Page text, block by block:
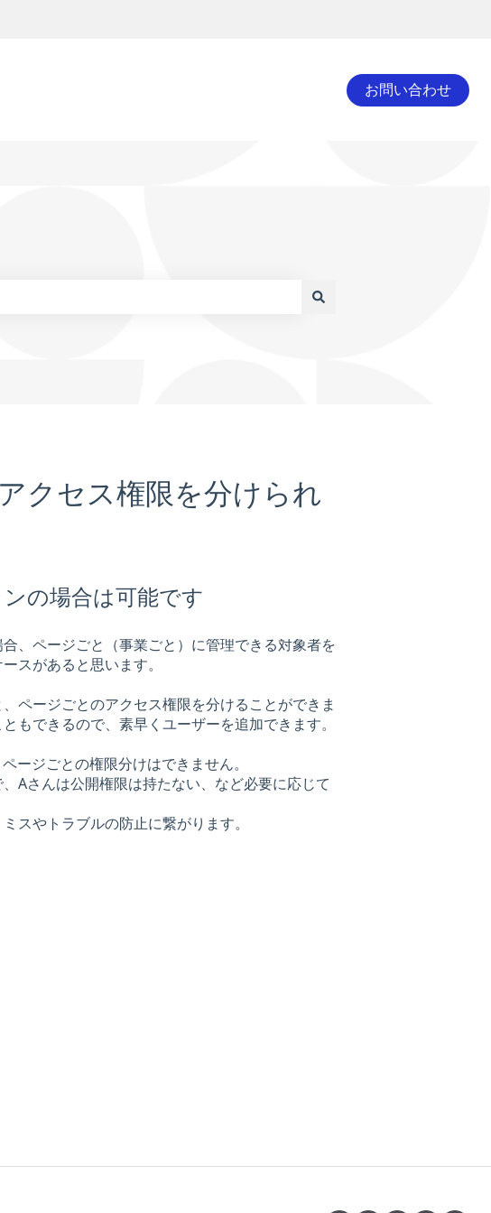
お問い合わせ
クセス権限を分けられ
の場合は可能です
、ページごと（事業ごと）に管理できる対象者を
スがあると思います。
ージごとのアクセス権限を分けることができま
もできるので、素早くユーザーを追加できます。
ジごとの権限分けはできません。
Aさんは公開権限は持たない、など必要に応じて
スやトラブルの防止に繋がります。